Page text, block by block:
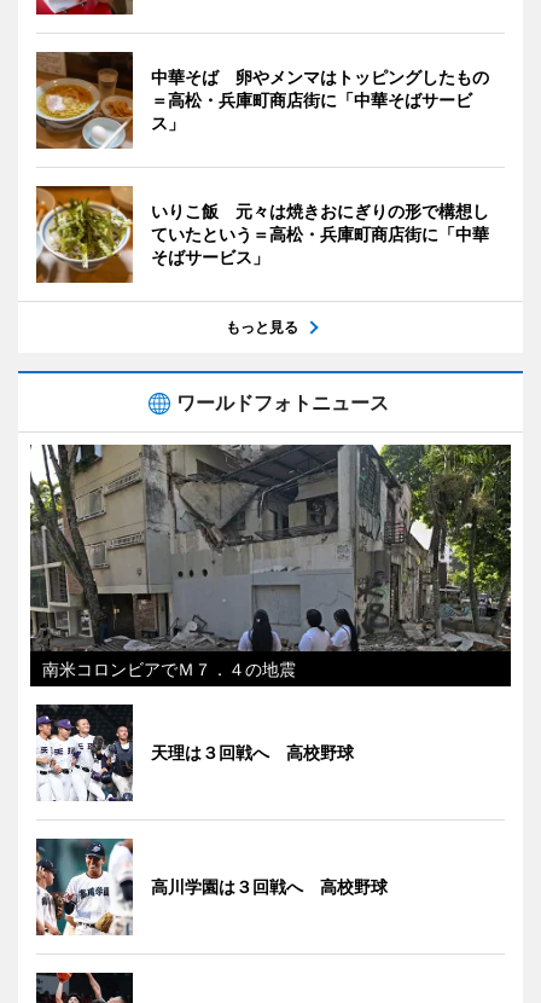
中華そば 卵やメンマはトッピングしたもの
＝高松・兵庫町商店街に「中華そばサービ
ス」
いりこ飯 元々は焼きおにぎりの形で構想し
ていたという＝高松・兵庫町商店街に「中華
そばサービス」
もっと見る
ワールドフォトニュース
南米コロンビアでＭ７．４の地震
天理は３回戦へ 高校野球
高川学園は３回戦へ 高校野球